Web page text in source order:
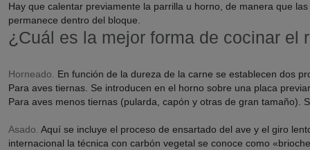
Hay que calentar previamente la parrilla u horno, de manera que
permanece dentro del bloque.
¿Cuál es la mejor forma de cocinar el
Horneado. En función de la dureza de la carne se establecen dos
Para aves tiernas. Se introducen en el horno sobre una placa
Para aves menos tiernas (pularda, capón y otras de gran
Asado. Aquí se incluye el proceso de ensartado del ave y el giro
internacional la técnica con carbón vegetal se conoce como